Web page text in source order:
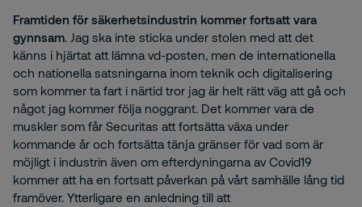
Framtiden för säkerhetsindustrin kommer fortsatt vara
gynnsam. Jag ska inte sticka under stolen med att det
känns i hjärtat att lämna vd-posten, men de internationella
och nationella satsningarna inom teknik och digitalisering
som kommer ta fart i närtid tror jag är helt rätt väg att gå och
något jag kommer följa noggrant. Det kommer vara de
muskler som får Securitas att fortsätta växa under
kommande år och fortsätta tänja gränser för vad som är
möjligt i industrin även om efterdyningarna av Covid19
kommer att ha en fortsatt påverkan på vårt samhälle lång tid
framöver. Ytterligare en anledning till att